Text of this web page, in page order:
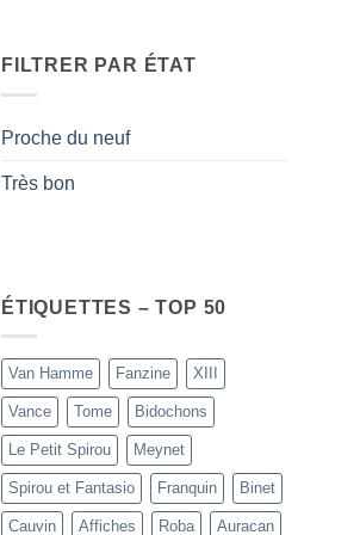
FILTRER PAR ÉTAT
Proche du neuf
Très bon
ÉTIQUETTES – TOP 50
Van Hamme Fanzine XIII
Vance Tome Bidochons
Le Petit Spirou Meynet
Spirou et Fantasio Franquin Binet
Cauvin Affiches Roba Auracan